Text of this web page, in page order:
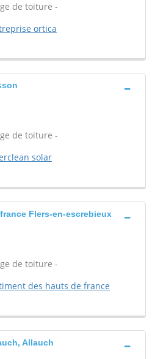
de toiture -
ortica
de toiture -
solar
Flers-en-escrebieux
de toiture -
des hauts de france
Allauch